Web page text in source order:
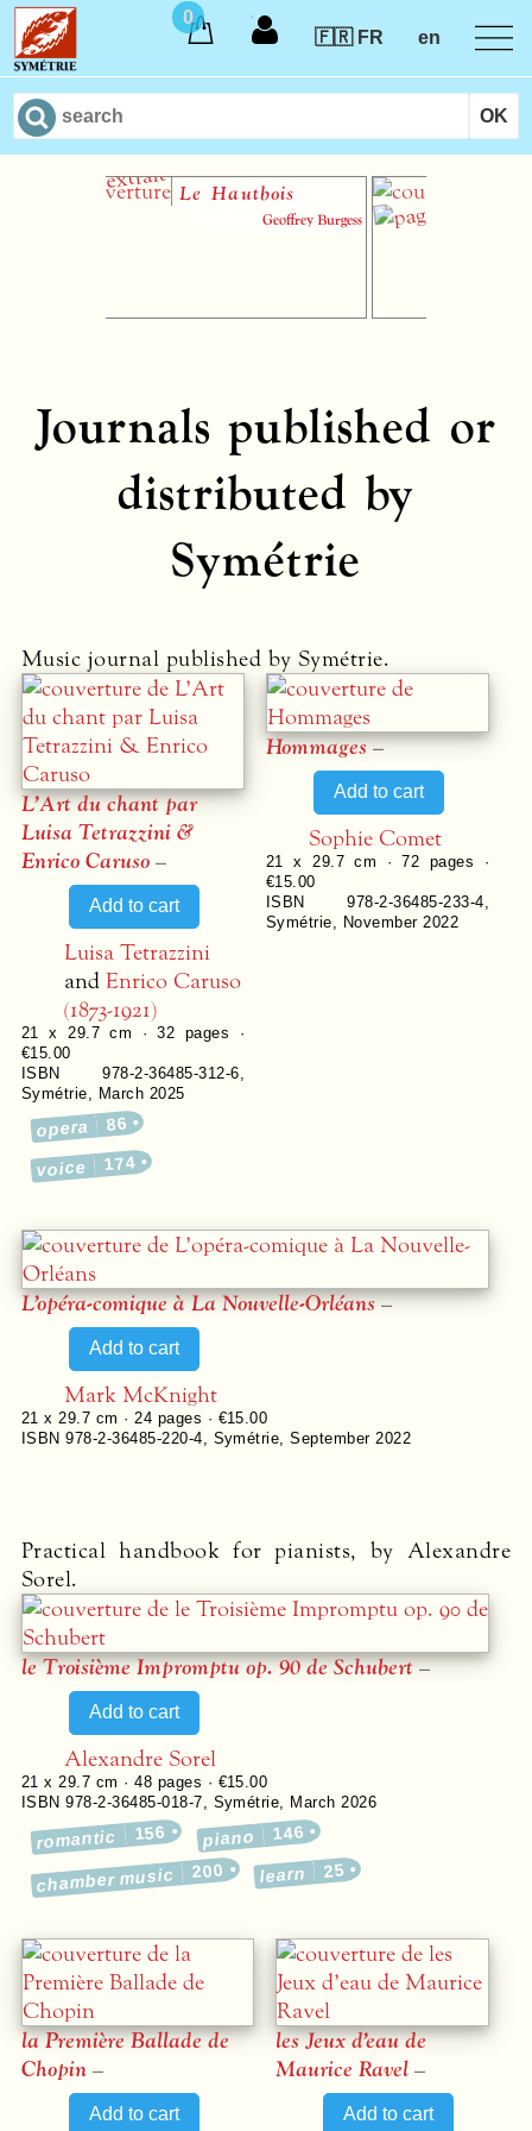
0
🇫🇷 FR
en
Le Hautbois
Geoffrey Burgess
Journals published or
distributed by
Symétrie
Music journal published by Symétrie.
L’Art du chant par
Luisa Tetrazzini &
Enrico Caruso –
Luisa Tetrazzini
and Enrico Caruso
(1873-1921)
21 x 29.7 cm ·32 pages ·
€15.00
ISBN 978-2-36485-312-6,
Symétrie, March 2025
opera 86
voice 174
Hommages–
Sophie Comet
21 x 29.7 cm · 72 pages ·
€15.00
ISBN 978-2-36485-233-4,
Symétrie, November 2022
L’opéra-comique à La Nouvelle-Orléans–
Mark McKnight
21 x 29.7 cm ·24 pages · €15.00
ISBN 978-2-36485-220-4, Symétrie,September 2022
Practical handbook for pianists, by Alexandre
Sorel.
leTroisième Impromptuop. 90 de Schubert–
Alexandre Sorel
21 x 29.7 cm ·48 pages · €15.00
ISBN 978-2-36485-018-7, Symétrie, March 2026
romantic 156 piano 146
chamber music 200 learn 25
laPremière Balladede
Chopin –
lesJeux d’eaude
Maurice Ravel–